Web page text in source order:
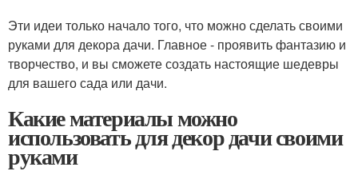
Эти идеи только начало того, что можно сделать своими
руками для декора дачи. Главное - проявить фантазию и
творчество, и вы сможете создать настоящие шедевры
для вашего сада или дачи.
Какие материалы можно
использовать для декор дачи своими
руками